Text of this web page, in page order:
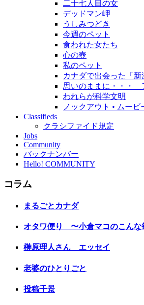
二十七人目の女
デッドマン岬
うしみつどき
今週のペット
食われた女たち
心の壺
私のペット
カナダで出会った「新
思いのままに・・・
われらが科学文明
ノックアウト • ムービ
Classifieds
クラシファイド規定
Jobs
Community
バックナンバー
Hello! COMMUNITY
コラム
まるごとカナダ
オタワ便り 〜小倉マコのこんな
榊原理人さん エッセイ
老婆のひとりごと
投稿千景